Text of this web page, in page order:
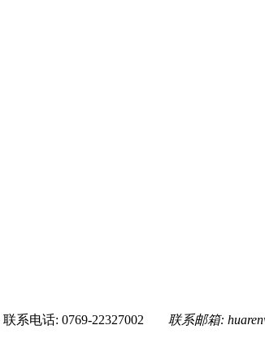
联系电话: 0769-22327002 联系邮箱: